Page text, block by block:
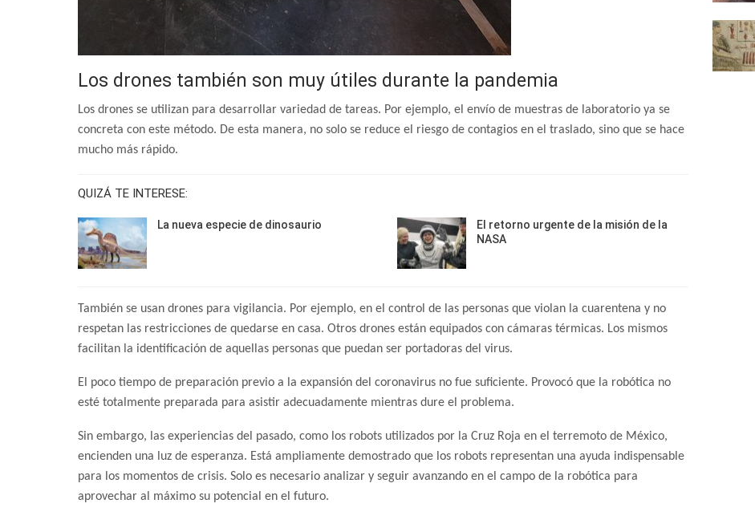
Los drones también son muy útiles durante la pandemia
Los drones se utilizan para desarrollar variedad de tareas. Por ejemplo, el envío de muestras de laboratorio ya se
concreta con este método. De esta manera, no solo se reduce el riesgo de contagios en el traslado, sino que se hace
mucho más rápido.
QUIZÁ TE INTERESE:
La nueva especie de dinosaurio
El retorno urgente de la misión de la
NASA
También se usan drones para vigilancia. Por ejemplo, en el control de las personas que violan la cuarentena y no
respetan las restricciones de quedarse en casa. Otros drones están equipados con cámaras térmicas. Los mismos
facilitan la identificación de aquellas personas que puedan ser portadoras del virus.
El poco tiempo de preparación previo a la expansión del coronavirus no fue suficiente. Provocó que la robótica no
esté totalmente preparada para asistir adecuadamente mientras dure el problema.
Sin embargo, las experiencias del pasado, como los robots utilizados por la Cruz Roja en el terremoto de México,
encienden una luz de esperanza. Está ampliamente demostrado que los robots representan una ayuda indispensable
para los momentos de crisis. Solo es necesario analizar y seguir avanzando en el campo de la robótica para
aprovechar al máximo su potencial en el futuro.